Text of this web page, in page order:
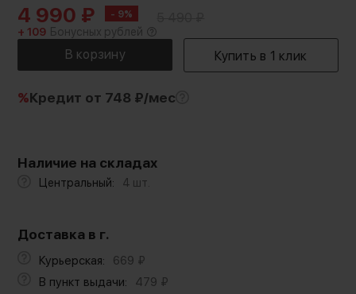
4 990 ₽ - 9%
+ 109 Бонусных рублей
%Кредит от 748 ₽/мес
Наличие на складах
Центральный: 4 шт.
Доставка в г.
Курьерская: 669 ₽
В пункт выдачи:
479 ₽